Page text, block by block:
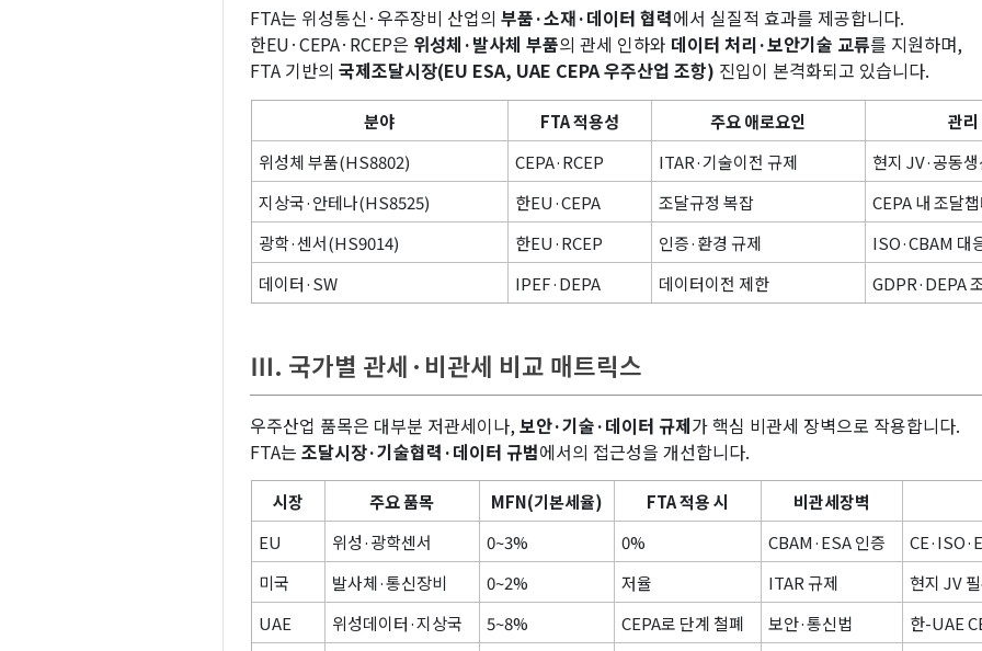
FTA는 위성통신·우주장비 산업의부품·소재·데이터 협력에서 실질적 효과를 제공합니다.
한EU·CEPA·RCEP은 위성체·발사체 부품의 관세 인하와 데이터 처리·보안기술 교류를 지원하며,
FTA 기반의국제조달시장(EU ESA, UAE CEPA 우주산업 조항) 진입이 본격화되고 있습니다.
분야 FTA 적용성 주요 애로요인
관
위성체 부품(HS8802)
CEPA·RCEP ITAR·기술이전 규제
현지 JV·공동
지상국·안테나(HS8525)
한EU·CEPA 조달규정 복잡
CEPA 내 조달
광학·센서(HS9014)
한EU·RCEP 인증·환경 규제
ISO·CBAM 대
데이터·SW
IPEF·DEPA 데이터이전 제한 GDPR·DEPA
Ⅲ. 국가별 관세·비관세 비교 매트릭스
우주산업 품목은 대부분 저관세이나,보안·기술·데이터 규제가 핵심 비관세 장벽으로 작용합니다.
FTA는조달시장·기술협력·데이터 규범에서의 접근성을 개선합니다.
시장 주요 품목 MFN(기본세율) FTA 적용 시 비관세장벽
EU
위성·광학센서 0~3% 0% CBAM·ESA 인증
미국
발사체·통신장비 0~2% 저율 ITAR 규제
현지 JV
UAE
위성데이터·지상국 5~8% CEPA로 단계 철폐 보안·통신법
한-UAE